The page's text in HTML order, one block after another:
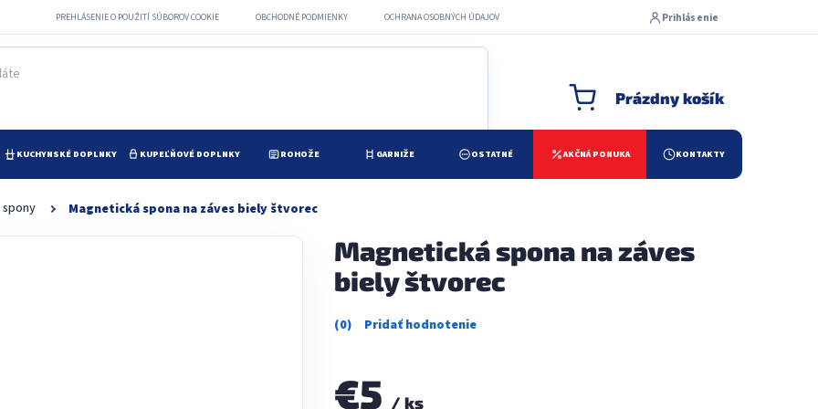
PREHLÁSENIE O POUŽITÍ SÚBOROV COOKIE OBCHODNÉ PODMIENKY OCHRANA OSOBNÝCH ÚDAJOV Prihlásenie
NÁKUPNÝ KOŠÍK
Prázdny košík
KUCHYNSKÉ DOPLNKY KUPEĽŇOVÉ DOPLNKY ROHOŽE GARNIŽE OSTATNÉ AKČNÁ PONUKA KONTAKTY
Magnetická spona na záves biely štvorec
Magnetická spona na záves
biely štvorec
Priemerné
0,0
z
€5 / ks